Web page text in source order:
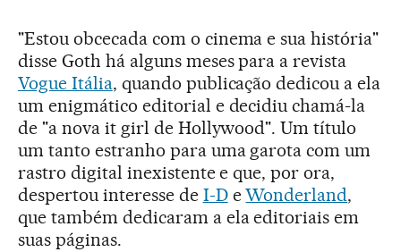
"Estou obcecada com o cinema e sua história"
disse Goth há alguns meses para a revista
Vogue Itália, quando publicação dedicou a ela
um enigmático editorial e decidiu chamá-la
de "a nova it girl de Hollywood". Um título
um tanto estranho para uma garota com um
rastro digital inexistente e que, por ora,
despertou interesse de I-DeWonderland,
que também dedicaram a ela editoriais em
suas páginas.